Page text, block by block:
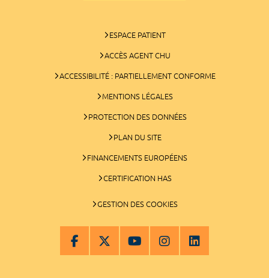
ESPACE PATIENT
ACCÈS AGENT CHU
ACCESSIBILITÉ : PARTIELLEMENT CONFORME
MENTIONS LÉGALES
PROTECTION DES DONNÉES
PLAN DU SITE
FINANCEMENTS EUROPÉENS
CERTIFICATION HAS
GESTION DES COOKIES